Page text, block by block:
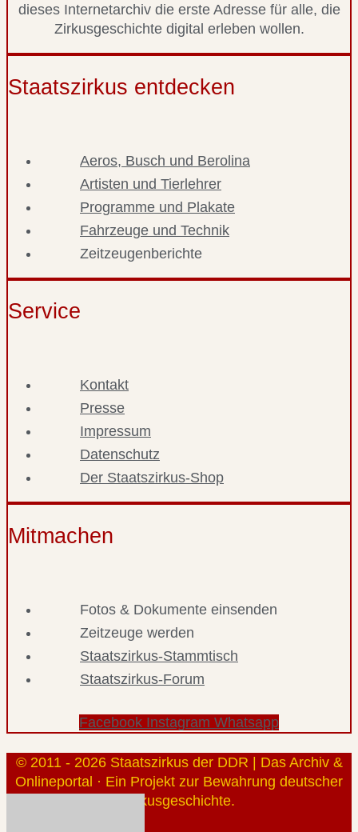
dieses Internetarchiv die erste Adresse für alle, die
Zirkusgeschichte digital erleben wollen.
Staatszirkus entdecken
Aeros, Busch und Berolina
Artisten und Tierlehrer
Programme und Plakate
Fahrzeuge und Technik
Zeitzeugenberichte
Service
Kontakt
Presse
Impressum
Datenschutz
Der Staatszirkus-Shop
Mitmachen
Fotos & Dokumente einsenden
Zeitzeuge werden
Staatszirkus-Stammtisch
Staatszirkus-Forum
Facebook Instagram Whatsapp
© 2011 - 2026 Staatszirkus der DDR | Das Archiv &
Onlineportal · Ein Projekt zur Bewahrung deutscher
Zirkusgeschichte.